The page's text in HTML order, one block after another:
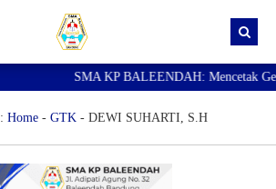
SMA KP BALEENDAH: Mencetak
Home- GTK- DEWI SUHARTI, S.H